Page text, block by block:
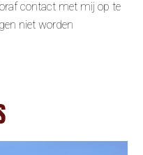
contact met mij op te
niet worden